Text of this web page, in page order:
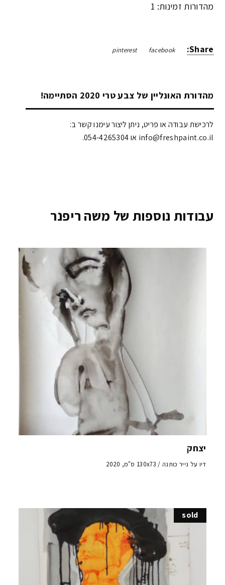
מהדורות זמינות: 1
Share:
facebook
pinterest
מהדורת האונליין של צבע טרי 2020 הסתיימה!
לרכישת עבודה או פריט, ניתן ליצור עימנו קשר ב:
info@freshpaint.co.il‏ או 054-4265304.
עבודות נוספות של משה ריפנר
יצחק
דיו על נייר כותנה / 130x73 ס"מ, 2020
sold